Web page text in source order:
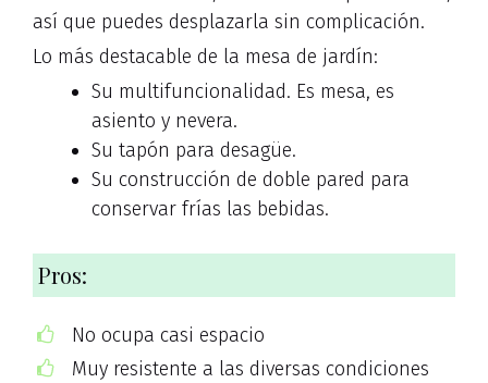
así que puedes desplazarla sin complicación.
Lo más destacable de la mesa de jardín:
Su multifuncionalidad. Es mesa, es
asiento y nevera.
Su tapón para desagüe.
Su construcción de doble pared para
conservar frías las bebidas.
Pros:
No ocupa casi espacio
Muy resistente a las diversas condiciones